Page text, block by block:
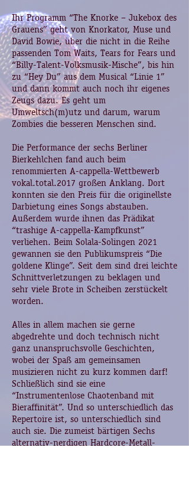
Ihr Programm “The Knorke – Jukebox des
Grauens” geht von Knorkator, Muse und
David Bowie, über die nicht in die Reihe
passenden Tom Waits, Tears for Fears und
“Billy-Talent-Volksmusik-Mische”, bis hin
zu “Hey Du” aus dem Musical “Linie 1”
und dann kommt auch noch ihr eigenes
Zeugs dazu. Es geht um
Umweltsch(m)utz und darum, warum
Zombies die besseren Menschen sind.
Die Performance der sechs Berliner
Bierkehlchen fand auch beim
renommierten A-cappella-Wettbewerb
vokal.total.2017 großen Anklang. Dort
konnten sie den Preis für die originellste
Darbietung eines Songs abstauben.
Außerdem wurde ihnen das Prädikat
“trashige A-cappella-Kampfkunst”
verliehen. Beim Solala-Solingen 2021
gewannen sie den Publikumspreis “Die
goldene Klinge”. Seit dem sind drei leichte
Schnittverletzungen zu beklagen und
sehr viele Brote in Scheiben zerstückelt
worden.
Alles in allem machen sie gerne
abgedrehte und doch technisch nicht
ganz unanspruchsvolle Geschichten,
wobei der Spaß am gemeinsamen
musizieren nicht zu kurz kommen darf!
Schließlich sind sie eine
“Instrumentenlose Chaotenband mit
Bieraffinität”. Und so unterschiedlich das
Repertoire ist, so unterschiedlich sind
auch sie. Die zumeist bärtigen Sechs
alternativ-nerdigen Hardcore-Metall-